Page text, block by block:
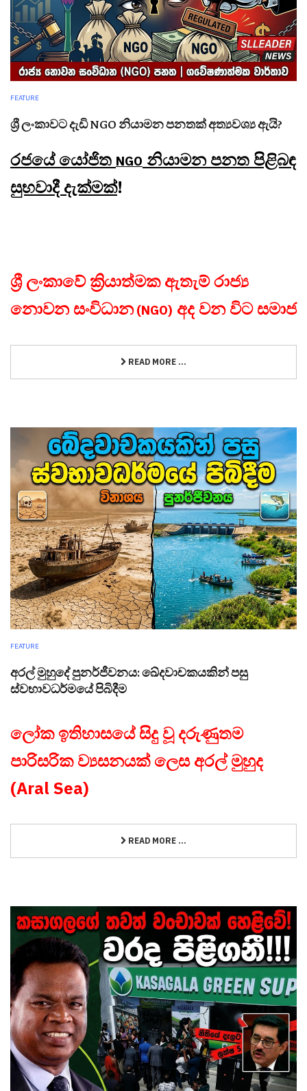
FEATURE
ශ්‍රී ලංකාවට දැඩි NGO නියාමන පනතක් අත්‍යවශ්‍ය ඇයි?
රජයේ යෝජිත NGO නියාමන පනත පිළිබඳ
සුභවාදී දැක්මක්!
ශ්‍රී ලංකාවේ ක්‍රියාත්මක ඇතැම් රාජ්‍ය
නොවන සංවිධාන(NGO) අද වන විට සමාජ
READ MORE ...
FEATURE
අරල් මුහුදේ පුනර්ජීවනය: ඛේදවාචකයකින් පසු
ස්වභාවධර්මයේ පිබිදීම
ලෝක ඉතිහාසයේ සිදු වූ දරුණුතම
පාරිසරික ව්‍යසනයක් ලෙස අරල් මුහුද
(Aral Sea)
READ MORE ...